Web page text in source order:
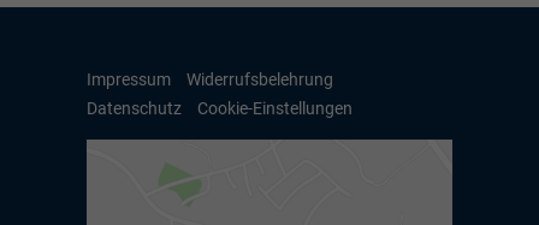
Impressum
Widerrufsbelehrung
Datenschutz
Cookie-Einstellungen